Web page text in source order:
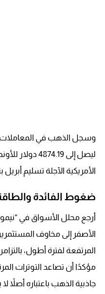
ليصل إلى
الأمريكية الآجلة تسليم أبريل بنفس
ضغوط الفائدة
أرجع محلل الأسواق في
الأصفر إلى مخاوف
المرتفعة لفترة أطول،
مؤكدًا أن تصاعد التوترات
جاذبية الذهب باعتباره أصلاً لا